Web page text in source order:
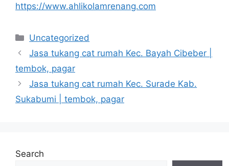
https://www.ahlikolamrenang.com
Categories
Uncategorized
Jasa tukang cat rumah Kec. Bayah Cibeber |
tembok, pagar
Jasa tukang cat rumah Kec. Surade Kab.
Sukabumi | tembok, pagar
Search